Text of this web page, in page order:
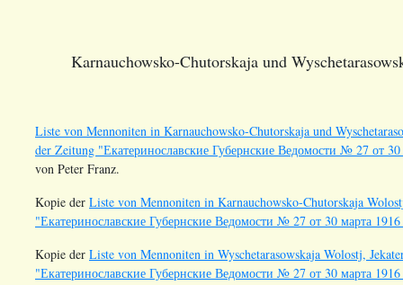
Karnauchowsko-Chutorskaja und
Liste von Mennoniten in Karnauchowsko-Chutorskaja und
der Zeitung "Екатеринославские Губернские Ведомости № 27 от
von Peter Franz.
Kopie der Liste von Mennoniten in Karnauchowsko-Chutorskaja
"Екатеринославские Губернские Ведомости № 27 от 30 марта
Kopie der Liste von Mennoniten in Wyschetarasowskaja Wolostj,
"Екатеринославские Губернские Ведомости № 27 от 30 марта